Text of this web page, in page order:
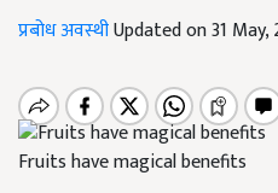
प्रबोध अवस्थीUpdated on 31
Fruits have magical benefits